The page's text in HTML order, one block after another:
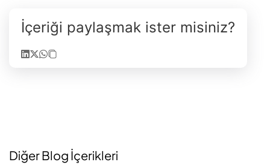
İçeriği paylaşmak ister misiniz?
Diğer Blog İçerikleri